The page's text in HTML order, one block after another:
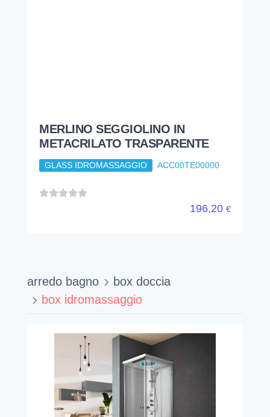
MERLINO SEGGIOLINO IN
METACRILATO TRASPARENTE
GLASS IDROMASSAGGIO ACC00TE00000
196,20 €
arredo bagno
box doccia
box idromassaggio